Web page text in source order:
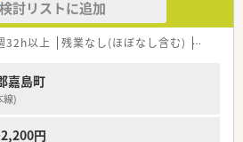
討している方
あり、期間を区切って働きたい方
ライフスタイルに合わせて休みを調整した
きたい方
弊社負担にて加入頂けますので安心して就業
検討リストに追加
32h以上 残業なし(ほぼなし含む) 車通勤可
嘉島町
線)
円